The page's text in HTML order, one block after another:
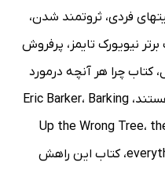
فردی، ثروتمند شدن،
نیویورک تایمز ، پرفروش
،کتاب چرا هر آنچه درمورد
، Eric Barker، Barking
Up the Wrong Tree،
،کتاب این راهش